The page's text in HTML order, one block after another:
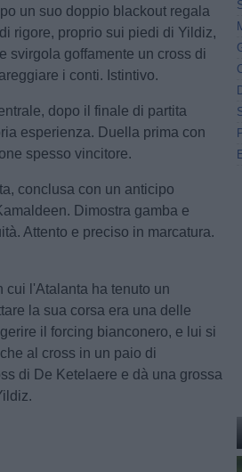
un suo doppio blackout regala
rigore, proprio sui piedi di Yildiz,
svirgola goffamente un cross di
i conti. Istintivo.
dopo il finale di partita
esperienza. Duella prima con
spesso vincitore.
conclusa con un anticipo
Dimostra gamba e
Attento e preciso in marcatura.
cui l'Atalanta ha tenuto un
la sua corsa era una delle
il forcing bianconero, e lui si
al cross in un paio di
di De Ketelaere e dà una grossa